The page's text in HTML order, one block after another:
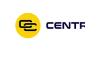
content